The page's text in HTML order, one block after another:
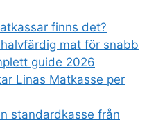
finns det?
mat för snabb
guide 2026
Linas Matkasse per
standardkasse från